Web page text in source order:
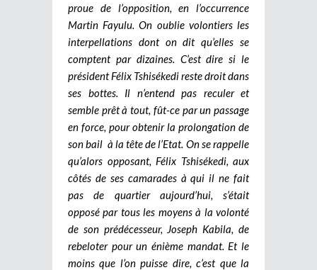
proue de l’opposition, en l’occurrence
Martin Fayulu. On oublie volontiers les
interpellations dont on dit qu’elles se
comptent par dizaines. C’est dire si le
président Félix Tshisékedi reste droit dans
ses bottes. Il n’entend pas reculer et
semble prêt à tout, fût-ce par un passage
en force, pour obtenir la prolongation de
son bail à la tête de l’Etat. On se rappelle
qu’alors opposant, Félix Tshisékedi, aux
côtés de ses camarades à qui il ne fait
pas de quartier aujourd’hui, s’était
opposé par tous les moyens à la volonté
de son prédécesseur, Joseph Kabila, de
rebeloter pour un énième mandat. Et le
moins que l’on puisse dire, c’est que la